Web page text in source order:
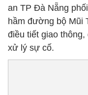
an TP Đà Nẵng
hầm đường bộ Mũi
điều tiết giao
xử lý sự cố.